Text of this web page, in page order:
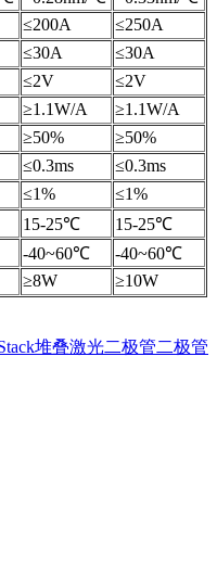
≤200A
≤250A
≤30A
≤30A
≤2V
≤2V
≥1.1W/A
≥1.1W/A
≥50%
≥50%
≤0.3ms
≤0.3ms
≤1%
≤1%
15-25℃
15-25℃
-40~60℃
-40~60℃
≥8W ≥10W
堆叠激光二极管二极管